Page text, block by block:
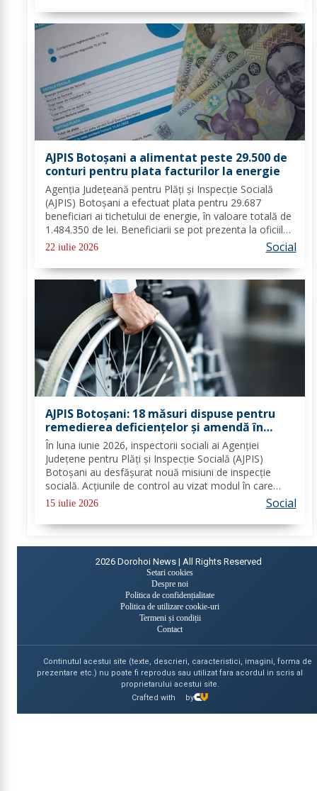
AJPIS Botoșani a alimentat peste 29.500 de
conturi pentru plata facturilor la energie
Agenția Județeană pentru Plăți și Inspecție Socială
(AJPIS) Botoșani a efectuat plata pentru 29.687
beneficiari ai tichetului de energie, în valoare totală de
1.484.350 de lei. Beneficiarii se pot prezenta la oficiile
poștale cu factura pentru a utiliza suma la plata
22 iulie 2026 Social
AJPIS Botoșani: 18 măsuri dispuse pentru
remedierea deficiențelor și amendă în
valoare de 80.000 lei aplicate de inspectorii
sociali
În luna iunie 2026, inspectorii sociali ai Agenției
Județene pentru Plăți și Inspecție Socială (AJPIS)
Botoșani au desfășurat nouă misiuni de inspecție
socială. Acțiunile de control au vizat modul în care
sunt respectate standardele minime de calitate în
15 iulie 2026 Social
2026 Dorohoi News | All Rights Reserved
Setari cookies
Despre noi
Politica de confidențialitate
Politica de utilizare cookie-uri
Termeni și condiții
Contact
Continutul acestui site (texte, descrieri, caracteristici, imagini, forma de
prezentare etc.) nu poate fi reprodus sau utilizat fara acordul in scris al
proprietarului acestui site.
Crafted with
by